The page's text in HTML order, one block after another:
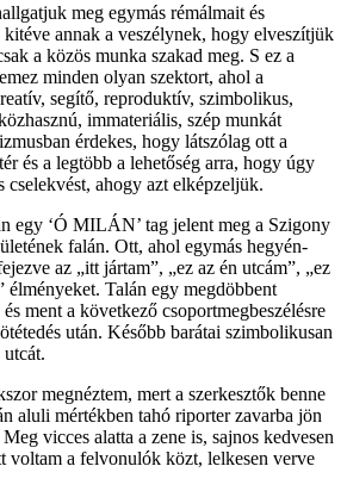
meg egymás rémálmait és
annak a veszélynek, hogy elveszítjük
a közös munka szakad meg. S ez a
minden olyan szektort, ahol a
segítő, reproduktív, szimbolikus,
immateriális, szép munkát
érdekes, hogy látszólag ott a
és a legtöbb a lehetőség arra, hogy úgy
cselekvést, ahogy azt elképzeljük.
egy ‘Ó MILÁN’ tag jelent meg a Szigony
falán. Ott, ahol egymás hegyén-
az „itt jártam”, „ez az én utcám”, „ez
élményeket. Talán egy megdöbbent
ment a következő csoportmegbeszélésre
után. Később barátai szimbolikusan
megnéztem, mert a szerkesztők benne
aluli mértékben tahó riporter zavarba jön
vicces alatta a zene is, sajnos kedvesen
voltam a felvonulók közt, lelkesen verve